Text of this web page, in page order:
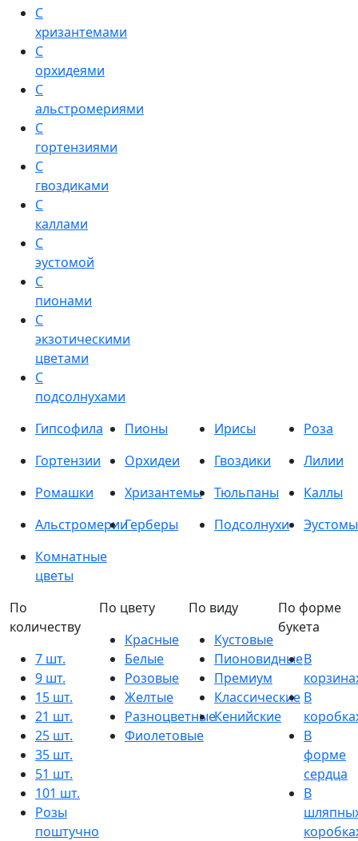
С
хризантемами
С
орхидеями
С
альстромериями
С
гортензиями
С
гвоздиками
С
каллами
С
эустомой
С
пионами
С
экзотическими
цветами
С
подсолнухами
Гипсофила
Пионы Ирисы
Роза
Гортензии
Орхидеи Гвоздики
Лилии
Ромашки
Хризантемы Тюльпаны
Каллы
АльстромерииГерберы Подсолнухи
Эустомы
Комнатные
цветы
По
количеству
7 шт.
9 шт.
15 шт.
21 шт.
25 шт.
35 шт.
51 шт.
101 шт.
Розы
поштучно
По цвету
Красные
Белые
Розовые
Желтые
Разноцветные
Фиолетовые
По виду
Кустовые
Пионовидные
Премиум
Классические
Кенийские
По форме
букета
В
В
В
форме
сердца
В